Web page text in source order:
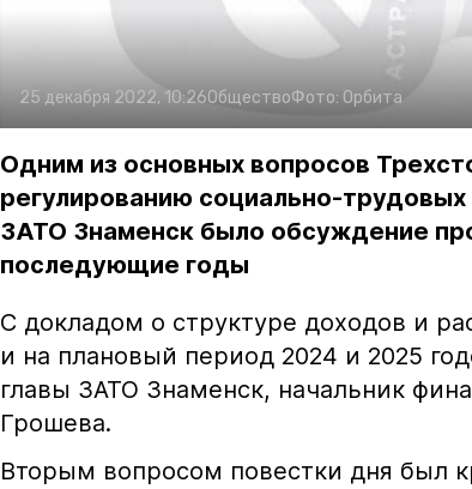
25 декабря 2022, 10:26ОбществоФото: Орбита
Одним из основных вопросов
регулированию социально-
ЗАТО Знаменск было обсуждение
последующие годы
С докладом о структуре доходов и
и на плановый период 2024 и 2025
главы ЗАТО Знаменск, начальник
Грошева.
Вторым вопросом повестки дня был